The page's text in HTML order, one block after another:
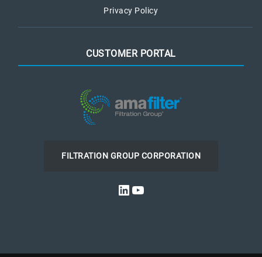
Privacy Policy
CUSTOMER PORTAL
FILTRATION GROUP CORPORATION
LinkedIn
YouTube